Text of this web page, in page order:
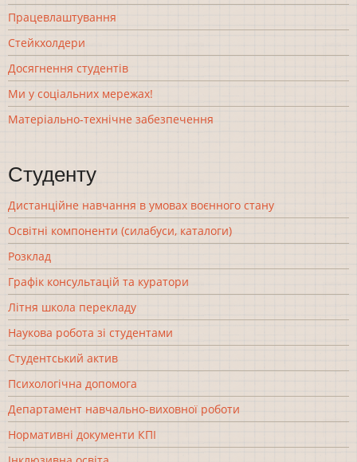
Працевлаштування
Стейкхолдери
Досягнення студентів
Ми у соціальних мережах!
Матеріально-технічне забезпечення
Студенту
Дистанційне навчання в умовах воєнного стану
Освітні компоненти (силабуси, каталоги)
Розклад
Графік консультацій та куратори
Літня школа перекладу
Наукова робота зі студентами
Студентський актив
Психологічна допомога
Департамент навчально-виховної роботи
Нормативні документи КПІ